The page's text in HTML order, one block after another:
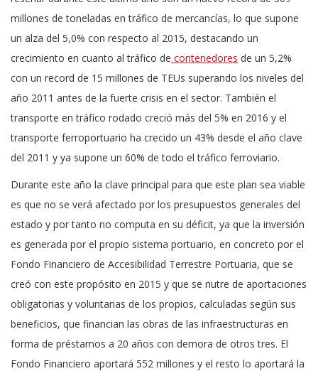
millones de toneladas en tráfico de mercancías, lo que supone
un alza del 5,0% con respecto al 2015, destacando un
crecimiento en cuanto al tráfico de contenedores de un 5,2%
con un record de 15 millones de TEUs superando los niveles del
año 2011 antes de la fuerte crisis en el sector. También el
transporte en tráfico rodado creció más del 5% en 2016 y el
transporte ferroportuario ha crecido un 43% desde el año clave
del 2011 y ya supone un 60% de todo el tráfico ferroviario.
Durante este año la clave principal para que este plan sea viable
es que no se verá afectado por los presupuestos generales del
estado y por tanto no computa en su déficit, ya que la inversión
es generada por el propio sistema portuario, en concreto por el
Fondo Financiero de Accesibilidad Terrestre Portuaria, que se
creó con este propósito en 2015 y que se nutre de aportaciones
obligatorias y voluntarias de los propios, calculadas según sus
beneficios, que financian las obras de las infraestructuras en
forma de préstamos a 20 años con demora de otros tres. El
Fondo Financiero aportará 552 millones y el resto lo aportará la